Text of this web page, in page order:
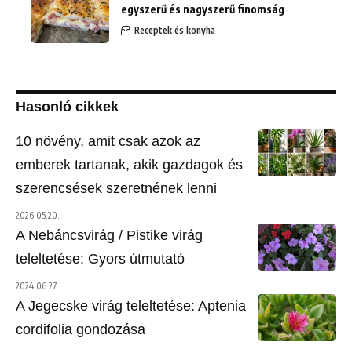
egyszerű és nagyszerű finomság
Receptek és konyha
Hasonló cikkek
10 növény, amit csak azok az
emberek tartanak, akik gazdagok és
szerencsések szeretnének lenni
2026.05.20.
A Nebáncsvirág / Pistike virág
teleltetése: Gyors útmutató
2024.06.27.
A Jegecske virág teleltetése: Aptenia
cordifolia gondozása